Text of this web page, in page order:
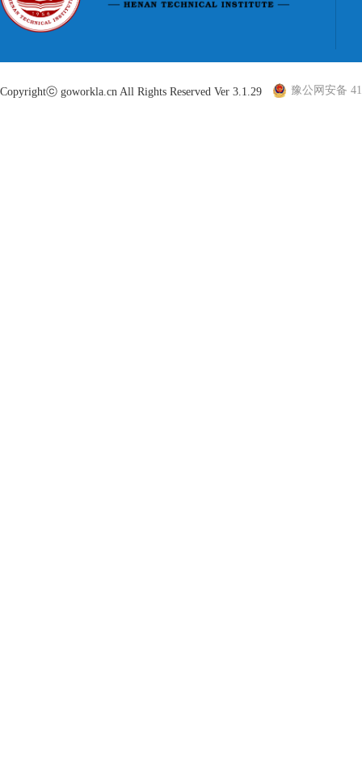
Copyrightⓒ goworkla.cn All Rights Reserved Ver 3.1.29 豫公网安备